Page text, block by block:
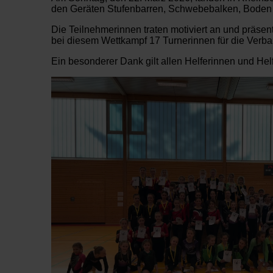
den Geräten Stufenbarren, Schwebebalken,
Die Teilnehmerinnen traten motiviert an und
bei diesem Wettkampf 17 Turnerinnen für die
Ein besonderer Dank gilt allen Helferinnen und